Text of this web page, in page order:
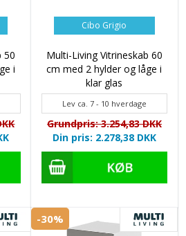
50
i
Cibo Grigio
Multi-Living Vitrineskab 60
cm med 2 hylder og låge i
klar glas
Lev ca. 7 - 10 hverdage
Grundpris: 3.254,83 DKK
Din pris: 2.278,38 DKK
-30%